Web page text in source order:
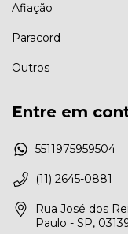
Afiação
Paracord
Outros
Entre em
5511975959504
(11) 2645-0881
Rua José dos
Paulo - SP,